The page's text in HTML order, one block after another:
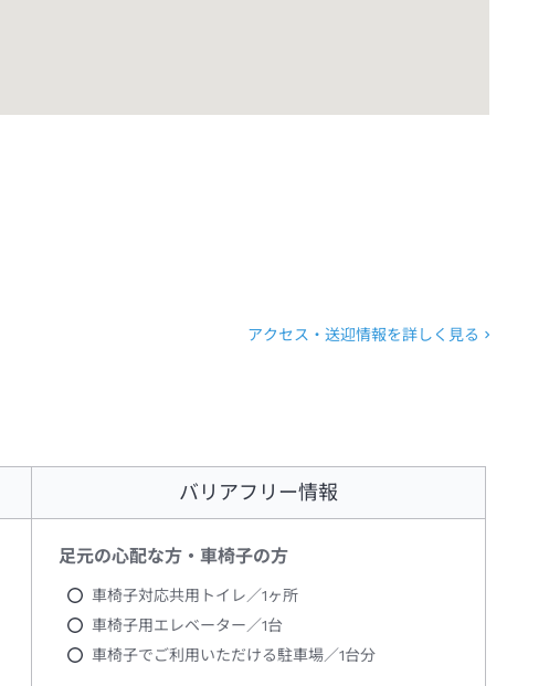
アクセス・送迎情報を詳しく見る
バリアフリー情報
足元の心配な方・車椅子の方
車椅子対応共用トイレ／1ヶ所
車椅子用エレベーター／1台
車椅子でご利用いただける駐車場／1台分